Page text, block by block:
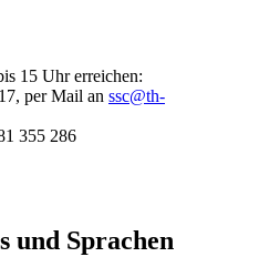
15 Uhr erreichen:
per Mail an ssc@th-
355 286
und Sprachen